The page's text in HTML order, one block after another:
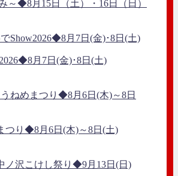
～◆8月15日（土）・16日（日）
月7日(金)･8日(土)
つり◆8月6日(木)～8日(土)